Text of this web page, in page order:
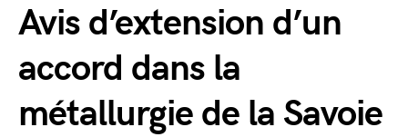
Avis d’extension d’un
accord dans la
métallurgie de la Savoie